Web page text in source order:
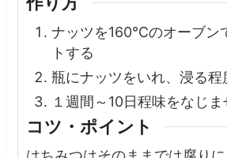
ナッツを160℃のオーブン
トする
瓶にナッツをいれ、浸る程
１週間～10日程味をなじま
コツ・ポイント